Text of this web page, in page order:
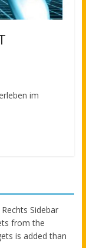
im
Sidebar
from the
is added than